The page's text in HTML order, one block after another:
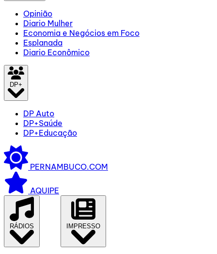
Opinião
Diario Mulher
Economia e Negócios em Foco
Esplanada
Diario Econômico
DP+
DP Auto
DP+Saúde
DP+Educação
PERNAMBUCO.COM
AQUIPE
RÁDIOS IMPRESSO